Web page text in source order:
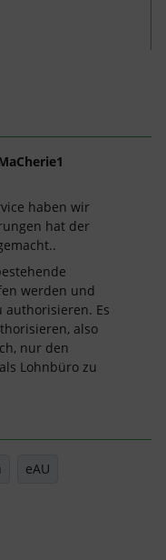
haben wir
hat der
werden und
authorisieren. Es
also
nur den
Lohnbüro zu
eAU